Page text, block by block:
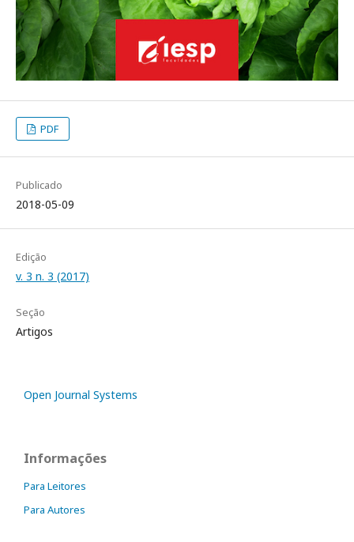
PDF
Publicado
2018-05-09
Edição
v. 3 n. 3 (2017)
Seção
Artigos
Open Journal Systems
Informações
Para Leitores
Para Autores